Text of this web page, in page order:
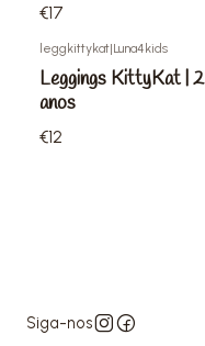
€17
leggkittykat|Luna4kids
Leggings KittyKat | 2
anos
€12
Siga-nos